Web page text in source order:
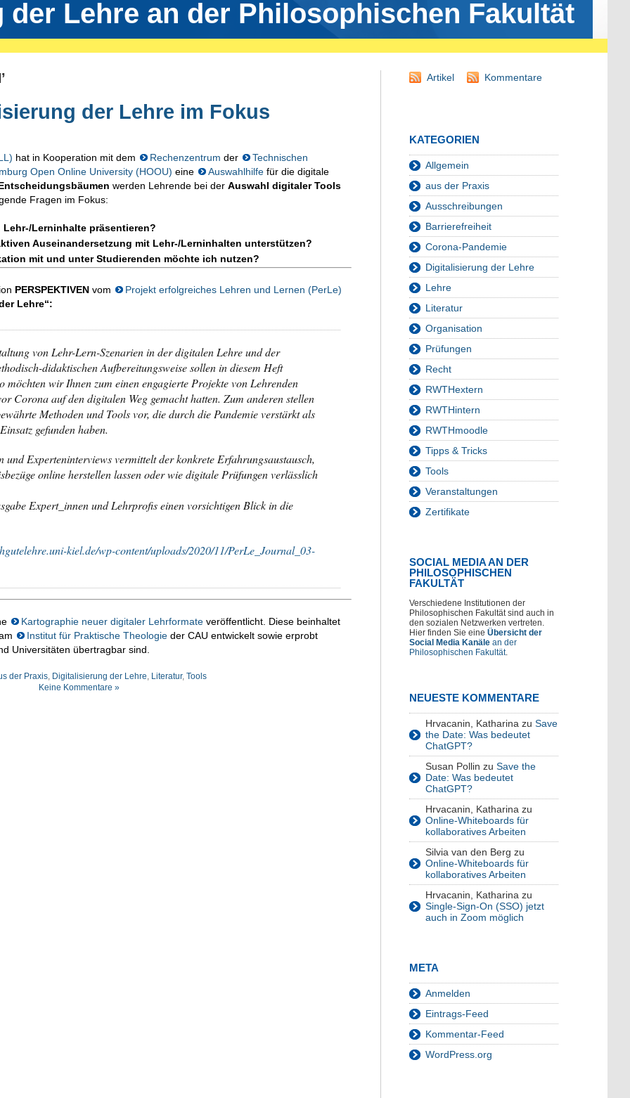
Lehre an der Philosophischen Fakultät
der Lehre im Fokus
hat in Kooperation mit dem Rechenzentrum der
Technischen
Open Online University (HOOU) eine Auswahlhilfe für die digitale
werden Lehrende bei der Auswahl digitaler Tools
Fragen im Fokus:
Lerninhalte präsentieren?
Auseinandersetzung mit Lehr-/Lerninhalten unterstützen?
mit und unter Studierenden möchte ich nutzen?
PERSPEKTIVEN vom
Projekt erfolgreiches Lehren und Lernen (PerLe)
Lehre“:
von Lehr-Lern-Szenarien in der digitalen Lehre und der
didaktischen Aufbereitungsweise sollen in diesem Heft
möchten wir Ihnen zum einen engagierte Projekte von Lehrenden
Corona auf den digitalen Weg gemacht hatten. Zum anderen stellen
Methoden und Tools vor, die durch die Pandemie verstärkt als
gefunden haben.
und Experteninterviews vermittelt der konkrete Erfahrungsaustausch,
online herstellen lassen oder wie digitale Prüfungen verlässlich
Expert_innen und Lehrprofis einen vorsichtigen Blick in die
kiel.de/wp-content/uploads/2020/11/PerLe_Journal_03-
Kartographie neuer digitaler Lehrformate veröffentlicht. Diese beinhaltet
Institut für Praktische Theologie der CAU entwickelt sowie erprobt
Universitäten übertragbar sind.
der Praxis, Digitalisierung der Lehre, Literatur, Tools
Keine Kommentare »
Artikel Kommentare
KATEGORIEN
Allgemein
aus der Praxis
Ausschreibungen
Barrierefreiheit
Corona-Pandemie
Digitalisierung der Lehre
Lehre
Literatur
Organisation
Prüfungen
Recht
RWTHextern
RWTHintern
RWTHmoodle
Tipps & Tricks
Tools
Veranstaltungen
Zertifikate
SOCIAL MEDIA AN DER
PHILOSOPHISCHEN
FAKULTÄT
Verschiedene Institutionen der
Philosophischen Fakultät sind auch in
den sozialen Netzwerken vertreten.
Hier finden Sie eine Übersicht der
Social Media Kanäle an der
Philosophischen Fakultät.
NEUESTE KOMMENTARE
Hrvacanin, Katharina zu Save
the Date: Was bedeutet
ChatGPT?
Susan Pollin zu Save the
Date: Was bedeutet
ChatGPT?
Hrvacanin, Katharina zu
Online-Whiteboards für
kollaboratives Arbeiten
Silvia van den Berg zu
Online-Whiteboards für
kollaboratives Arbeiten
Hrvacanin, Katharina zu
Single-Sign-On (SSO) jetzt
auch in Zoom möglich
META
Anmelden
Eintrags-Feed
Kommentar-Feed
WordPress.org